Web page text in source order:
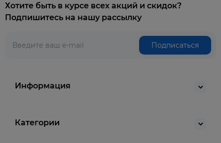
Хотите быть в курсе всех акций и скидок?
Подпишитесь на нашу рассылку
Подписаться
Информация
Категории